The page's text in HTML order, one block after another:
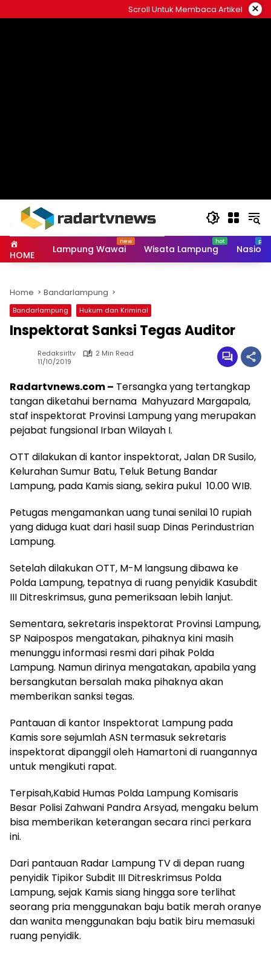
to
Scroll Untuk Membaca Artikel ×
HOME Lampung Wawai Wisata Lampung
Home Bandarlampung
Bandarlampung Hukum dan Kriminal
Inspektorat Sanksi Tegas Auditor
Redaksirltv
2 Min Read
11/10/2019
Radartvnews.com – Tersangka yang tertangkap
tangan diketahui bernama Mahyuzard Margapala,
staf inspektorat Provinsi Lampung yang merupakan
pejabat fungsional Irban Wilayah I.
OTT dilakukan di kantor inspektorat, Jalan DR Susilo,
Kelurahan Sumur Batu, Teluk Betung Bandar
Lampung, pada Kamis siang, sekira pukul 10.00 WIB.
Petugas mengamankan uang tunai senilai 10 rupiah
yang diduga kuat dari hasil suap Dinas Perindustrian
Lampung.
Setelah dilakukan OTT, M-M langsung dibawa ke
Polda Lampung, tepatnya di ruang penyidik Kasubdit
III Ditreskrimsus, guna pemeriksaan lebih lanjut.
Sementara, sekretaris inspektorat Provinsi Lampung,
SP Naipospos mengatakan, pihaknya kini masih
menunggu informasi resmi dari pihak Polda
Lampung. Namun dirinya mengatakan, apabila yang
bersangkutan bersalah maka pihaknya akan
memberikan sanksi tegas.
Pantauan di kantor Inspektorat Lampung pada
Kamis sore sejumlah ASN termasuk sekretaris
inspektorat dipanggil oleh Hamartoni di ruangannya
untuk mengikuti rapat.
Terpisah,Kabid Humas Polda Lampung Komisaris
Besar Polisi Zahwani Pandra Arsyad, mengaku belum
bisa memberikan keterangan secara rinci perkara
ini.
Dari pantauan Radar Lampung TV di depan ruang
penyidik Tipikor Subdit III Ditreskrimsus Polda
Lampung, sejak Kamis siang hingga sore terlihat
seorang pria menggunakan baju batik merah oranye
dan wanita menggunakan baju batik biru memasuki
ruang penyidik.